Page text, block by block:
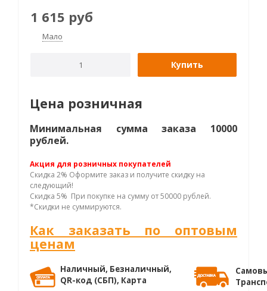
1 615 руб
Мало
Купить
Цена розничная
Минимальная сумма заказа 10000
рублей.
Акция для розничных покупателей
Скидка 2% Оформите заказ и получите скидку на
следующий!
Скидка 5% При покупке на сумму от 50000 рублей.
*Скидки не суммируются.
Как заказать по оптовым
ценам
Наличный, Безналичный,
QR-код (СБП), Карта